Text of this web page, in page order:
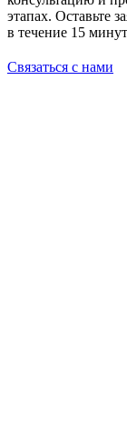
этапах. Оставьте
в течение 15
Связаться с нами